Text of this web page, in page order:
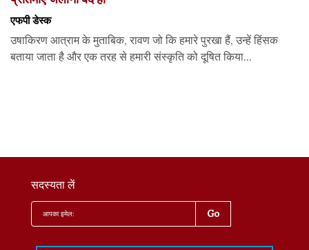
एफपी डेस्‍क
उषाकिरण आत्राम के मुताबिक, रावण जो कि हमारे पुरखा हैं, उन्हें हिंसक
बताया जाता है और एक तरह से हमारी संस्कृति को दूषित किया...
सदस्यता लें